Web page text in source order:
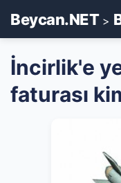
Beycan.NET>
İncirlik'e
faturası